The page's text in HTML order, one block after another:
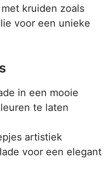
kruiden zoals
voor een unieke
in een mooie
te laten
artistiek
voor een elegant